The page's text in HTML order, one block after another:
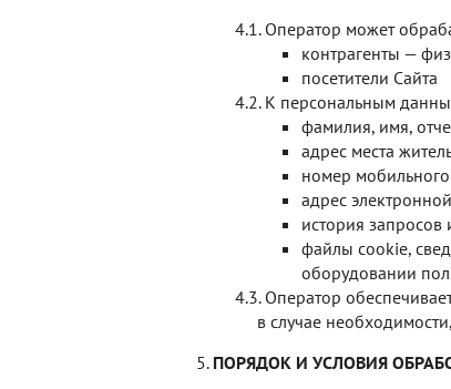
Оператор может
контрагенты —
посетители Сайта
К персональным
фамилия, имя,
адрес места
номер
адрес
история запросов
файлы cookie,
оборудовании
Оператор
в случае
ПОРЯДОК И УСЛОВИЯ